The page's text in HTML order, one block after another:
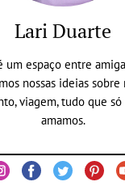
Lari Duarte
um espaço entre
nossas ideias sobre
viagem, tudo que
amamos.